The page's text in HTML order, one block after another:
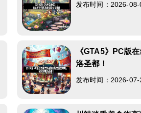
发布时间：2026-
《GTA5》PC版
洛圣都！
发布时间：2026-